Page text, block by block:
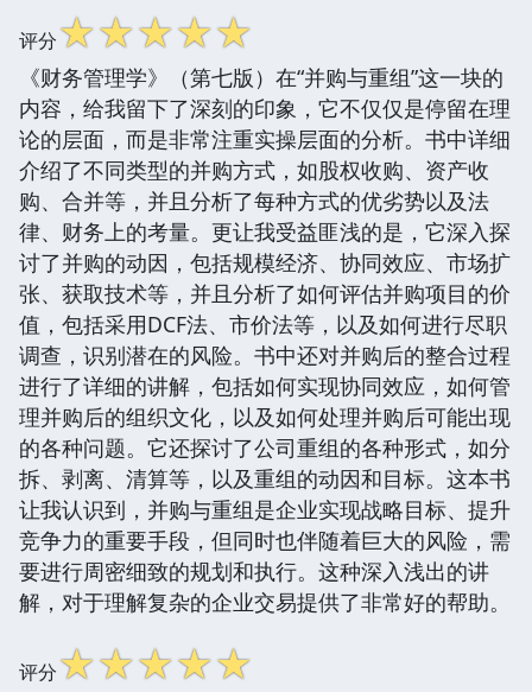
评分☆☆☆☆☆
《财务管理学》（第七版）在“并购与重组”这一块的
内容，给我留下了深刻的印象，它不仅仅是停留在理
论的层面，而是非常注重实操层面的分析。书中详细
介绍了不同类型的并购方式，如股权收购、资产收
购、合并等，并且分析了每种方式的优劣势以及法
律、财务上的考量。更让我受益匪浅的是，它深入探
讨了并购的动因，包括规模经济、协同效应、市场扩
张、获取技术等，并且分析了如何评估并购项目的价
值，包括采用DCF法、市价法等，以及如何进行尽职
调查，识别潜在的风险。书中还对并购后的整合过程
进行了详细的讲解，包括如何实现协同效应，如何管
理并购后的组织文化，以及如何处理并购后可能出现
的各种问题。它还探讨了公司重组的各种形式，如分
拆、剥离、清算等，以及重组的动因和目标。这本书
让我认识到，并购与重组是企业实现战略目标、提升
竞争力的重要手段，但同时也伴随着巨大的风险，需
要进行周密细致的规划和执行。这种深入浅出的讲
解，对于理解复杂的企业交易提供了非常好的帮助。
评分☆☆☆☆☆